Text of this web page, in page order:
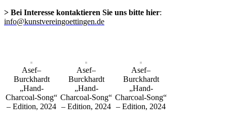
> Bei Interesse kontaktieren Sie uns bitte hier:
info@kunstvereingoettingen.de
Asef–
Burckhardt
„Hand-
Charcoal-Song“
– Edition, 2024
Asef–
Burckhardt
„Hand-
Charcoal-Song“
– Edition, 2024
Asef–
Burckhardt
„Hand-
Charcoal-Song“
– Edition, 2024